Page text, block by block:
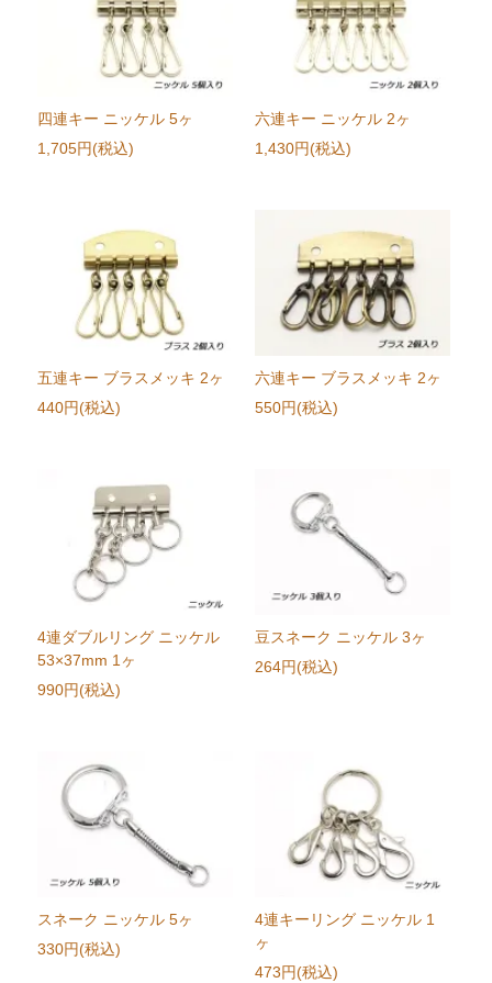
四連キー ニッケル 5ヶ
1,705円(税込)
六連キー ニッケル 2ヶ
1,430円(税込)
五連キー ブラスメッキ 2ヶ
440円(税込)
六連キー ブラスメッキ 2ヶ
550円(税込)
4連ダブルリング ニッケル
53×37mm 1ヶ
990円(税込)
豆スネーク ニッケル 3ヶ
264円(税込)
スネーク ニッケル 5ヶ
330円(税込)
4連キーリング ニッケル 1
ヶ
473円(税込)